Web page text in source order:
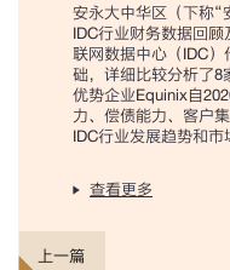
安永大中华区（下称“
IDC行业财务数据回
联网数据中心（IDC
础，详细比较分析了8
优势企业Equinix自
力、偿债能力、客户
IDC行业发展趋势和市
查看更多
上一篇